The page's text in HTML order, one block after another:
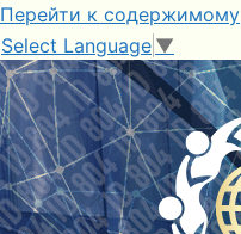
Перейти к содержимому
Select Language ▼